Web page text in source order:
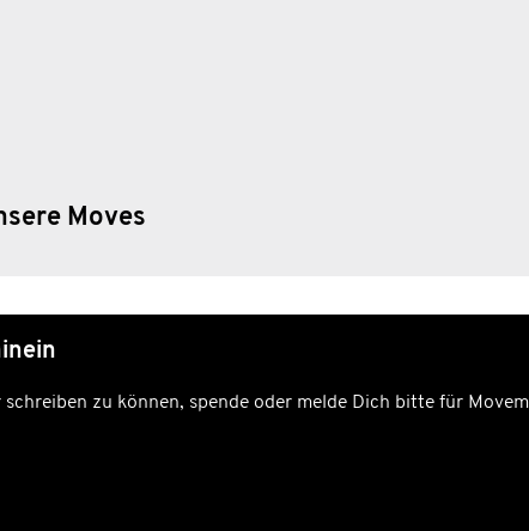
Moves
schreiben zu können, spende oder melde Dich bitte für